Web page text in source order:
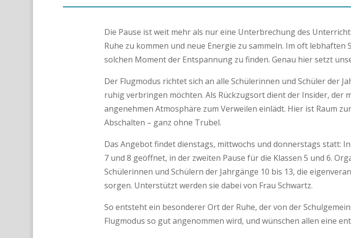
Die Pause ist weit mehr als nur eine Unterbrechung des
Ruhe zu kommen und neue Energie zu sammeln. Im oft lebhaften
solchen Moment der Entspannung zu finden. Genau hier setzt
Der Flugmodus richtet sich an alle Schülerinnen und Schüler der
ruhig verbringen möchten. Als Rückzugsort dient der Insider, der
angenehmen Atmosphäre zum Verweilen einlädt. Hier ist Raum
Abschalten – ganz ohne Trubel.
Das Angebot findet dienstags, mittwochs und donnerstags statt:
7 und 8 geöffnet, in der zweiten Pause für die Klassen 5 und 6.
Schülerinnen und Schülern der Jahrgänge 10 bis 13, die
sorgen. Unterstützt werden sie dabei von Frau Schwartz.
So entsteht ein besonderer Ort der Ruhe, der von der
Flugmodus so gut angenommen wird, und wünschen allen eine